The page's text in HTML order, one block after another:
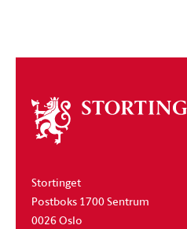
Om
stortinget
Stortinget
Postboks 1700 Sentrum
0026 Oslo